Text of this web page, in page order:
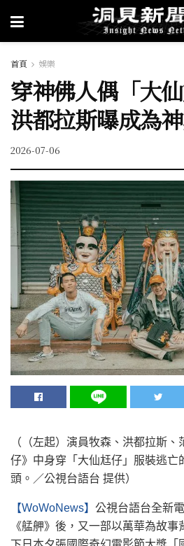
首頁 娛樂
穿神佛人偶「大
洪都拉斯曝成為
2026-07-06
（（左起）演員牧森、洪都拉斯
仔》中身穿「大仙尪仔」服裝逃亡
頭。／公視台語台 提供）
【WoWoNews】 公視台語台全新
《艋舺》後，又一部以萬華為故